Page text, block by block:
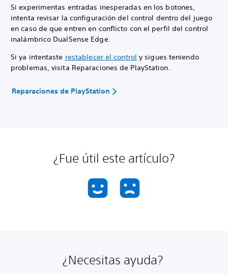
Si experimentas entradas inesperadas en los botones,
intenta revisar la configuración del control dentro del juego
en caso de que entren en conflicto con el perfil del control
inalámbrico DualSense Edge.
Si ya intentaste restablecer el control y sigues teniendo
problemas, visita Reparaciones de PlayStation.
Reparaciones de PlayStation
¿Fue útil este artículo?
¿Necesitas ayuda?